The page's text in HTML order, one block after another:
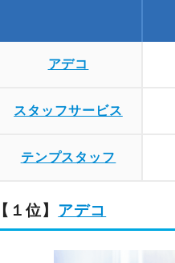
アデコ
スタッフサービス
テンプスタッフ
【１位】 アデコ